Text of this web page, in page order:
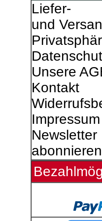
Liefer-
und
Unsere
Kontakt
Impressum
Newsletter
abonnieren